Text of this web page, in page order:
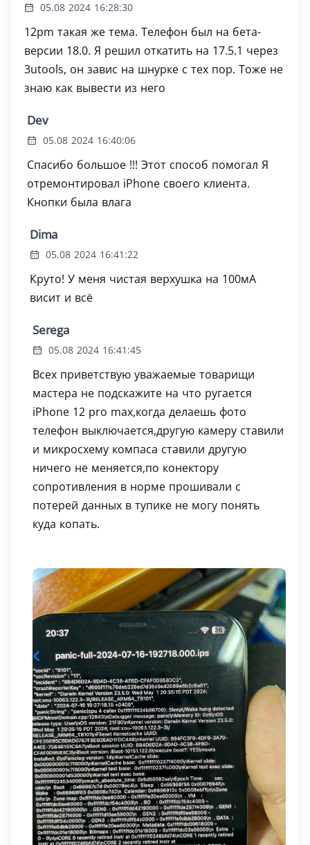
05.08 2024 16:28:30
12pm такая же тема. Телефон был на бета-
версии 18.0. Я решил откатить на 17.5.1 через
3utools, он завис на шнурке с тех пор. Тоже не
знаю как вывести из него
Dev
05.08 2024 16:40:06
Спасибо большое !!! Этот способ помогал Я
отремонтировал iPhone своего клиента.
Кнопки была влага
Dima
05.08 2024 16:41:22
Круто! У меня чистая верхушка на 100мА
висит и всё
Serega
05.08 2024 16:41:45
Всех приветствую уважаемые товарищи
мастера не подскажите на что ругается
iPhone 12 pro max,когда делаешь фото
телефон выключается,другую камеру ставили
и микросхему компаса ставили другую
ничего не меняется,по конектору
сопротивления в норме прошивали с
потерей данных в тупике не могу понять
куда копать.